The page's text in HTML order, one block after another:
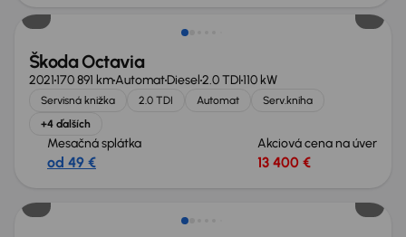
Škoda Octavia
2021170 891 kmAutomatDiesel2.0 TDI110 kW
Servisná knižka 2.0 TDI Automat
Serv.kniha
+4 ďalších
Mesačná splátka
od 49 €
Akciová cena na úver
13 400 €